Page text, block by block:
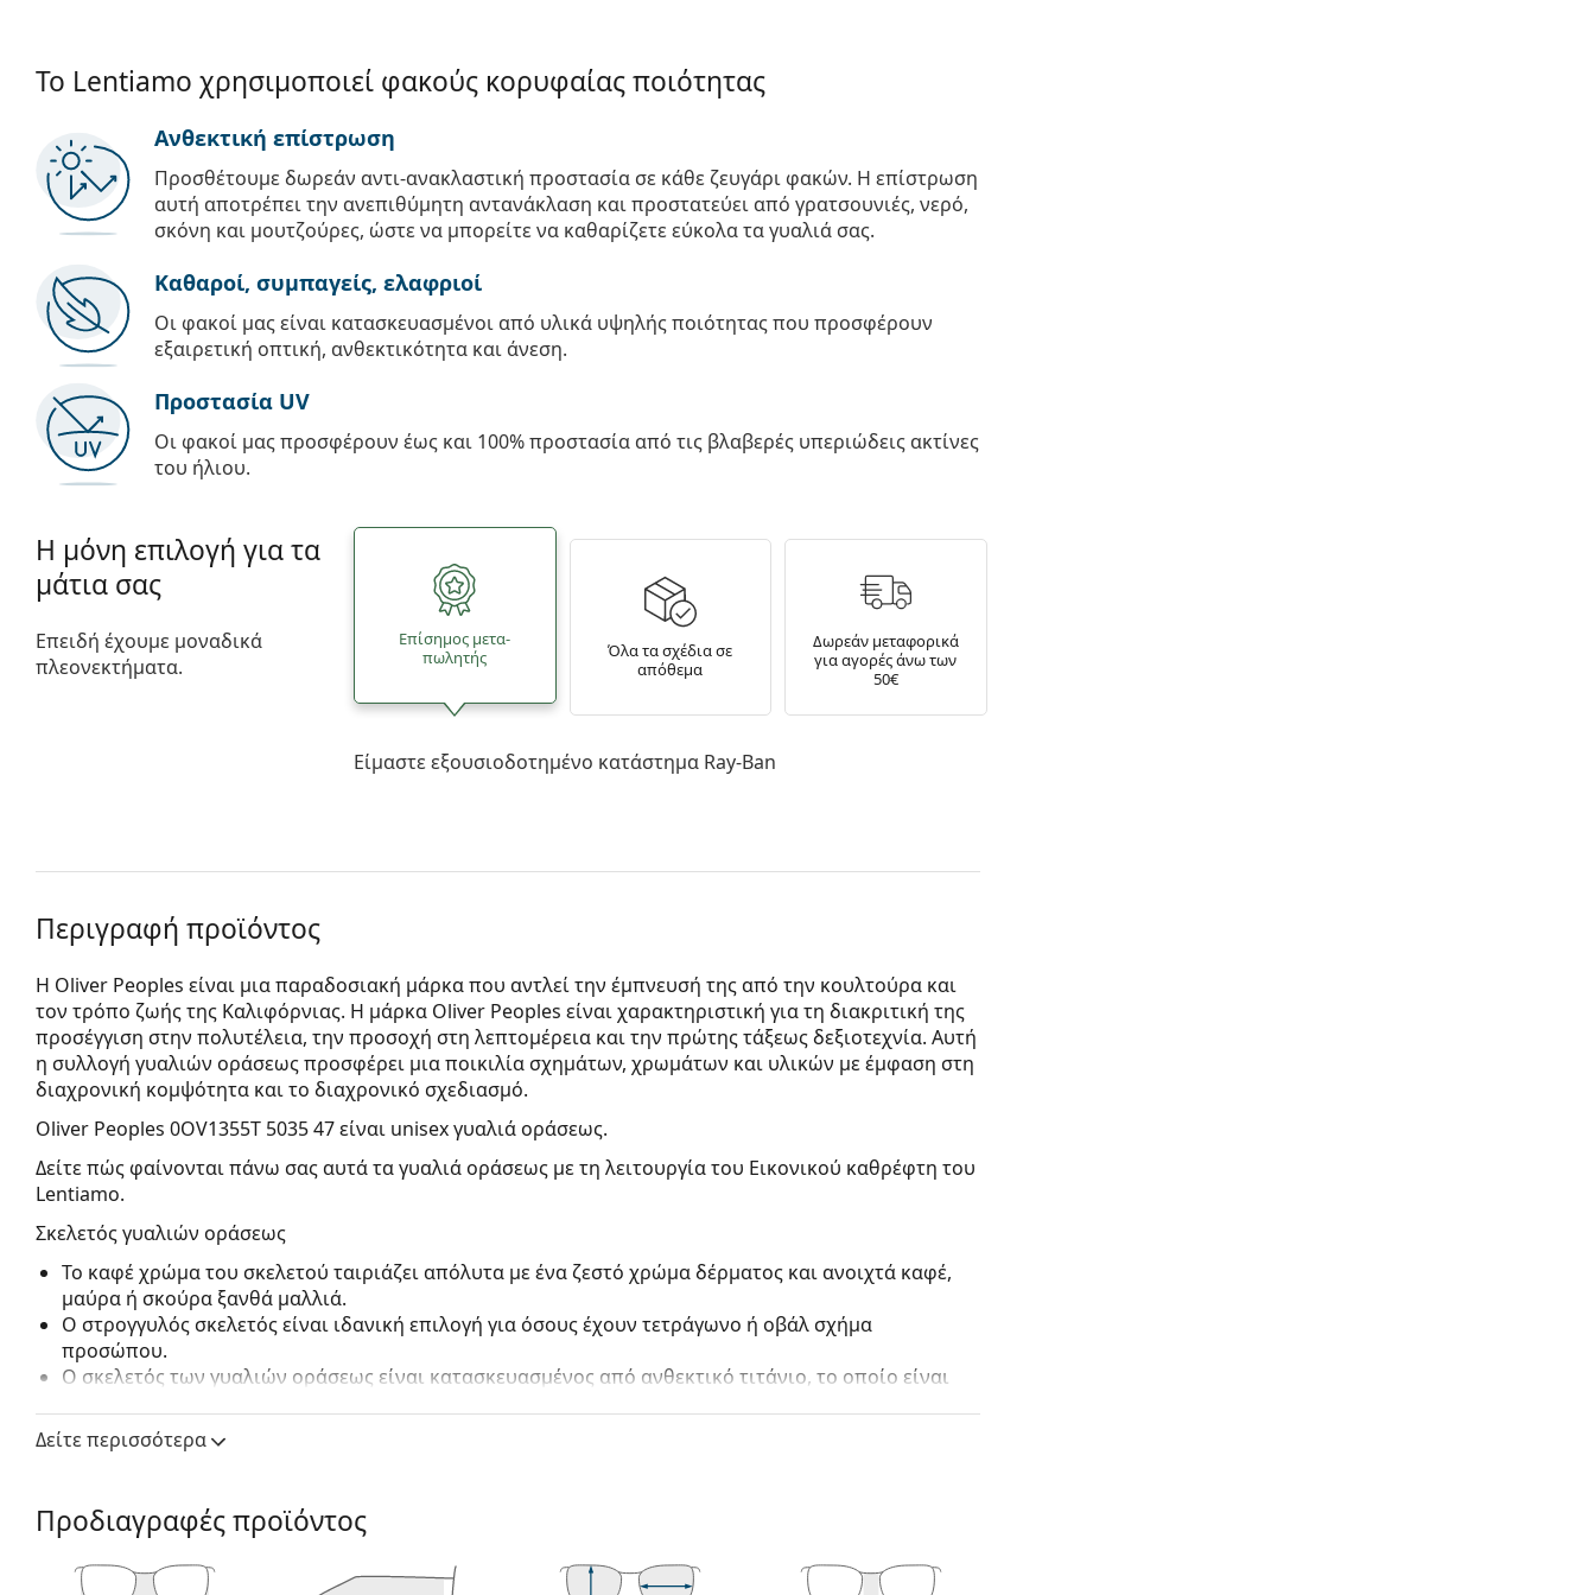
Το Lentiamo χρησιμοποιεί φακούς κορυφαίας ποιότητας
Ανθεκτική επίστρωση
Προσθέτουμε δωρεάν αντι-ανακλαστική προστασία σε κάθε ζευγάρι φακών. Η επίστρωση
αυτή αποτρέπει την ανεπιθύμητη αντανάκλαση και προστατεύει από γρατσουνιές, νερό,
σκόνη και μουτζούρες, ώστε να μπορείτε να καθαρίζετε εύκολα τα γυαλιά σας.
Καθαροί, συμπαγείς, ελαφριοί
Οι φακοί μας είναι κατασκευασμένοι από υλικά υψηλής ποιότητας που προσφέρουν
εξαιρετική οπτική, ανθεκτικότητα και άνεση.
Προστασία UV
Οι φακοί μας προσφέρουν έως και 100% προστασία από τις βλαβερές υπεριώδεις ακτίνες
του ήλιου.
Η μόνη επιλογή για τα
μάτια σας
Επειδή έχουμε μοναδικά
πλεονεκτήματα.
Επίσημος μετα­
πωλητής
Όλα τα σχέδια σε
απόθεμα
Δωρεάν μεταφορικά
για αγορές άνω των
50€
Είμαστε εξουσιοδοτημένο κατάστημα Ray-Ban
Περιγραφή προϊόντος
Η Oliver Peoples είναι μια παραδοσιακή μάρκα που αντλεί την έμπνευσή της από την κουλτούρα και
τον τρόπο ζωής της Καλιφόρνιας. Η μάρκα Oliver Peoples είναι χαρακτηριστική για τη διακριτική της
προσέγγιση στην πολυτέλεια, την προσοχή στη λεπτομέρεια και την πρώτης τάξεως δεξιοτεχνία. Αυτή
η συλλογή γυαλιών οράσεως προσφέρει μια ποικιλία σχημάτων, χρωμάτων και υλικών με έμφαση στη
διαχρονική κομψότητα και το διαχρονικό σχεδιασμό.
Oliver Peoples 0OV1355T 5035 47είναι unisex γυαλιά οράσεως.
Δείτε πώς φαίνονται πάνω σας αυτά τα γυαλιά οράσεως με τη λειτουργία του Εικονικού καθρέφτη του
Lentiamo.
Σκελετός γυαλιών οράσεως
Το καφέ χρώμα του σκελετού ταιριάζει απόλυτα με ένα ζεστό χρώμα δέρματος και ανοιχτά καφέ,
μαύρα ή σκούρα ξανθά μαλλιά.
Ο στρογγυλός σκελετός είναι ιδανική επιλογή για όσους έχουν τετράγωνο ή οβάλ σχήμα
προσώπου.
Ο σκελετός των γυαλιών οράσεως είναι κατασκευασμένος από ανθεκτικό τιτάνιο, το οποίο είναι
Τα γυαλιά γυαλιά με περίγραμμα σκελετού έχουν τους πιο συνηθισμένους τύπους σκελετών που
αποτελούνται από μπροστινό σκελετό και ένα ζευγάρι βραχίονες. Θα ανυψώσουν και θα
πλεονεκτήματά τους είναι η ανθεκτικότητα και το γεγονός ότι περικλείουν πλήρως τον φακό και
τον προστατεύουν από ζημιές. Αυτός ο τύπος σκελετού είναι κατάλληλος για όλους τους φακούς,
συμπεριλαμβανομένων των φακών με μεγαλύτερη οπτική ισχύ.
Τα ρυθμιζόμενα επιθέματα μύτης επιτρέπουν μια μικρή αλλαγή της θέσης και της εφαρμογής των
Δείτε περισσότερα
Προδιαγραφές προϊόντος